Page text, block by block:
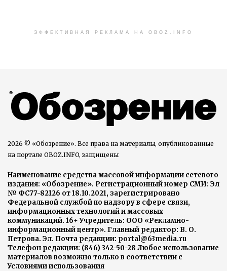
ЭФФЕКТИВНАЯ РЕКЛАМА НА OBOZ.INFO
2026 © «Обозрение». Все права на материалы, опубликованные
на портале OBOZ.INFO, защищены
Наименование средства массовой информации сетевого
издания: «Обозрение». Регистрационный номер СМИ: Эл
№ ФС77-82126 от 18.10.2021, зарегистрировано
Федеральной службой по надзору в сфере связи,
информационных технологий и массовых
коммуникаций. 16+ Учредитель: ООО «Рекламно-
информационный центр». Главный редактор: В. О.
Петрова. Эл. Почта редакции: portal@63media.ru
Телефон редакции: (846) 342-50-28 Любое использование
материалов возможно только в соответствии с
Условиями использования